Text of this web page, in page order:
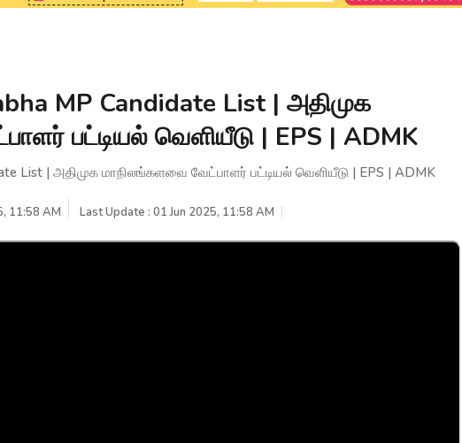
MP Candidate List | அதிமுக
பட்டியல் வெளியீடு | EPS | ADMK
List | அதிமுக மாநிலங்களவை வேட்பாளர் பட்டியல் வெளியீடு | EPS | ADMK
11:58 AM Last Update : 01 Jun 2025, 11:58 AM